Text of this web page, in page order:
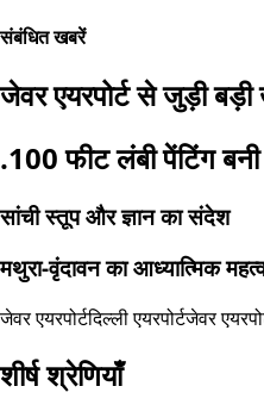
संबंधित खबरें
जेवर एयरपोर्ट से जुड़ी
.100 फीट लंबी पेंटिंग
सांची स्तूप और ज्ञान का संदेश
मथुरा-वृंदावन का आध्यात्मिक
जेवर एयरपोर्टदिल्ली एयरपोर्टजेवर
शीर्ष श्रेणियाँ